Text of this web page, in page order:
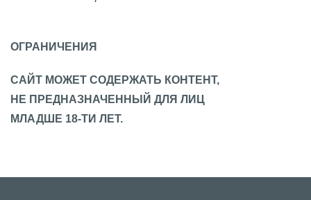
ОГРАНИЧЕНИЯ
САЙТ МОЖЕТ СОДЕРЖАТЬ КОНТЕНТ,
НЕ ПРЕДНАЗНАЧЕННЫЙ ДЛЯ ЛИЦ
МЛАДШЕ 18-ТИ ЛЕТ.